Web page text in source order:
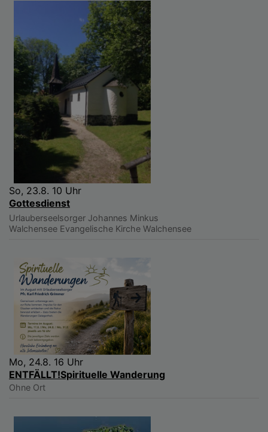
So, 23.8. 10 Uhr
Gottesdienst
Urlauberseelsorger Johannes Minkus
Walchensee Evangelische Kirche Walchensee
Mo, 24.8. 16 Uhr
ENTFÄLLT!Spirituelle Wanderung
Ohne Ort